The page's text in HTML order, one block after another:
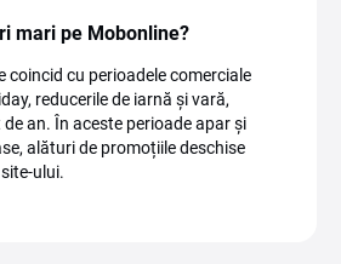
mari pe Mobonline?
coincid cu perioadele comerciale
reducerile de iarnă și vară,
an. În aceste perioade apar și
alături de promoțiile deschise
ului.